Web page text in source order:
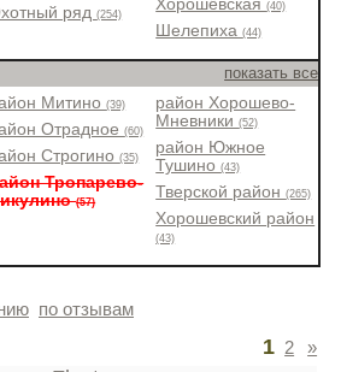
ряд(254)
Хорошёвская(40)
Шелепиха(44)
показать все
Митино(39)
Отрадное(60)
Строгино(35)
Тропарево-
(57)
район Хорошево-
Мневники(52)
район Южное
Тушино(43)
Тверской район(265)
Хорошевский район
(43)
по отзывам
1 2 »